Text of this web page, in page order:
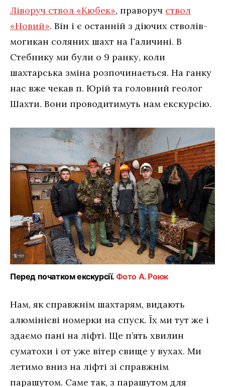
Ліворуч ствол «Кюбек», праворуч ствол
«Новий». Він і є останній з діючих стволів-
могикан соляних шахт на Галичині. В
Стебнику ми були о 9 ранку, коли
шахтарська зміна розпочинається. На ганку
нас вже чекав п. Юрій та головний геолог
Шахти. Вони проводитимуть нам екскурсію.
Перед початком екскурсії. Фото А. Роюк
Нам, як справжнім шахтарям, видають
алюмінієві номерки на спуск. Їх ми тут же і
здаємо пані на ліфті. Ще п’ять хвилин
суматохи і от уже вітер свище у вухах. Ми
летимо вниз на ліфті зі справжнім
парашутом. Саме так, з парашутом для